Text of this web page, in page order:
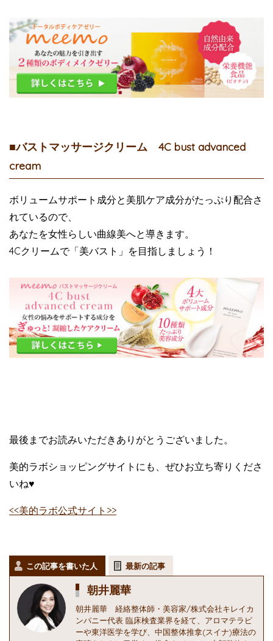
■バストマッサージクリーム 4C bust advanced
cream
ボリュームサポート成分と美肌ケア成分がたっぷり配合さ
れているので、
あなたを女性らしい曲線美へと導きます。
4Cクリームで「美バスト」を目指しましょう！
最後までお読みいただきありがとうございました。
美的ラボショッピングサイトにも、ぜひお立ち寄りくださ
いね♥
<<美的ラボ公式サイト>>
この記事を書いた人 最新の記事
朝井麗華
朝井麗華 経絡整体師・美容家/株式会社キレイカ
ンパニー代表 臨床検査業界を経て、アロマテラピ
ーや東洋医学を学び、中国整体推拿(スイナ)療法の